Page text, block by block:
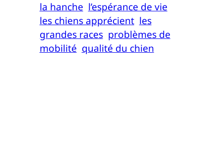
la hanche l’espérance de vie
les chiens apprécient les
grandes races problèmes de
mobilité qualité du chien